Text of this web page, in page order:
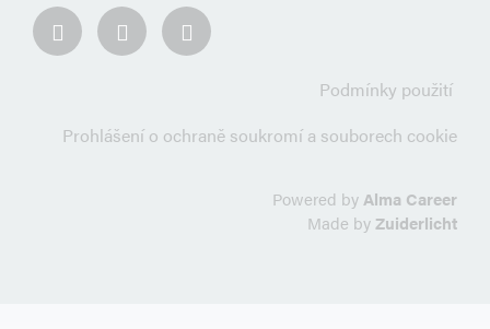
Podmínky použití
Prohlášení o ochraně soukromí a souborech cookie
Powered byAlma Career
Made byZuiderlicht